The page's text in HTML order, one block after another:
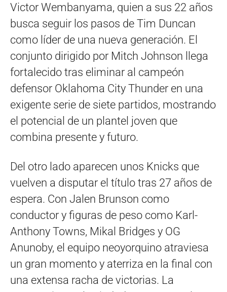
Victor Wembanyama, quien a sus 22 años
busca seguir los pasos de Tim Duncan
como líder de una nueva generación. El
conjunto dirigido por Mitch Johnson llega
fortalecido tras eliminar al campeón
defensor Oklahoma City Thunder en una
exigente serie de siete partidos, mostrando
el potencial de un plantel joven que
combina presente y futuro.
Del otro lado aparecen unos Knicks que
vuelven a disputar el título tras 27 años de
espera. Con Jalen Brunson como
conductor y figuras de peso como Karl-
Anthony Towns, Mikal Bridges y OG
Anunoby, el equipo neoyorquino atraviesa
un gran momento y aterriza en la final con
una extensa racha de victorias. La